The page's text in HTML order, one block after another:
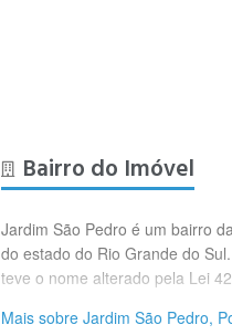
Bairro do Imóvel
Jardim São Pedro é um bairro
do estado do Rio Grande do
teve o nome alterado pela Lei
Mais sobre Jardim São Pedro,